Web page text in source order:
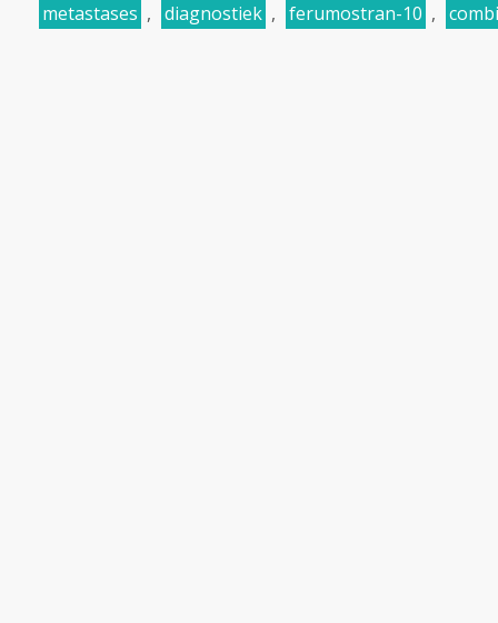
metastases , diagnostiek , ferumostran-10 ,